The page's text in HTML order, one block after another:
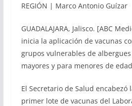
REGIÓN | Marco Antonio Guízar
GUADALAJARA, Jalisco. [ABC
inicia la aplicación de vacunas
grupos vulnerables de
mayores y para menores de
El Secretario de Salud encabezó
primer lote de vacunas del